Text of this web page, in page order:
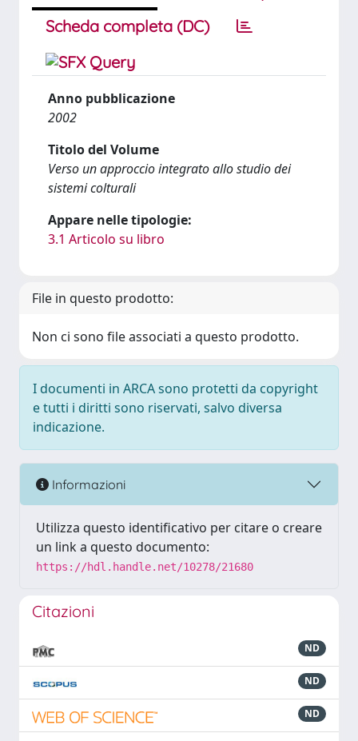
Scheda completa (DC)
Anno pubblicazione
2002
Titolo del Volume
Verso un approccio integrato allo studio dei
sistemi colturali
Appare nelle tipologie:
3.1 Articolo su libro
File in questo prodotto:
Non ci sono file associati a questo prodotto.
I documenti in ARCA sono protetti da copyright
e tutti i diritti sono riservati, salvo diversa
indicazione.
Informazioni
Utilizza questo identificativo per citare o creare
un link a questo documento:
https://hdl.handle.net/10278/21680
Citazioni
ND
ND
ND